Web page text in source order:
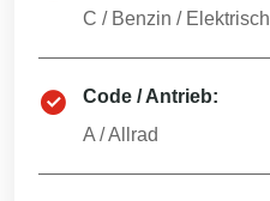
C / Benzin / Elektrisch
Code / Antrieb:
A /Allrad